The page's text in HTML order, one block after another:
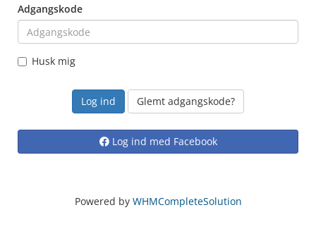
Adgangskode
Husk mig
Glemt adgangskode?
Log ind med Facebook
Powered by WHMCompleteSolution